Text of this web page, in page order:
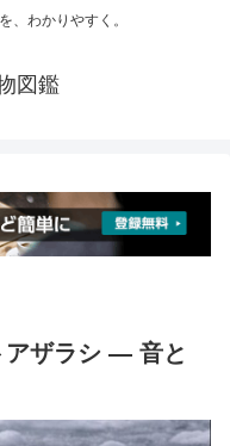
、わかりやすく。
図鑑
アザラシ ― 音と